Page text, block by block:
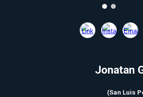
Jonatan
(San Luis